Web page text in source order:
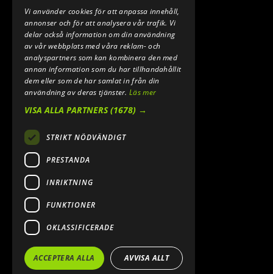
E-POST:
INFO@SPEEDSHOPEN.SE
ÅNGRA MITT KÖP
2026. ALL RIGHTS RESERVED.
POWERED BY EMPORI CMS
Vi använder cookies för att anpassa innehåll,
annonser och för att analysera vår trafik. Vi
delar också information om din användning
av vår webbplats med våra reklam- och
analyspartners som kan kombinera den med
annan information som du har tillhandahållit
dem eller som de har samlat in från din
användning av deras tjänster.Läs mer
VISA ALLA PARTNERS(1678) →
STRIKT NÖDVÄNDIGT
PRESTANDA
INRIKTNING
FUNKTIONER
OKLASSIFICERADE
ACCEPTERA ALLA AVVISA ALLT